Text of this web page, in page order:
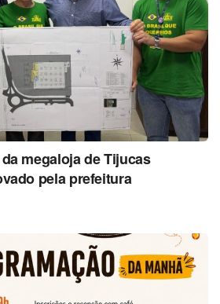
megaloja de Tijucas
pela prefeitura